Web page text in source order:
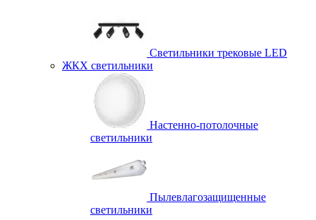
Светильники трековые LED
ЖКХ светильники
Настенно-потолочные
светильники
Пылевлагозащищенные
светильники